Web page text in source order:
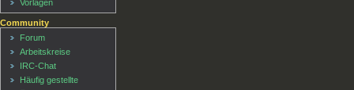
Vorlagen
Community
Forum
Arbeitskreise
IRC-Chat
Häufig gestellte